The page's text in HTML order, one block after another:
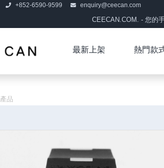
+852-6590-9599 enquiry@ceecan.com
CEECAN.COM. - 您的
最新上架 熱門款
產品